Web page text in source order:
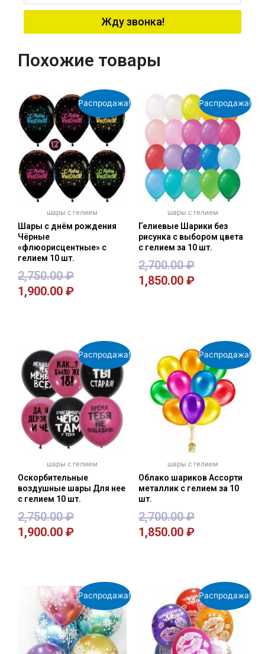
Жду звонка!
Похожие товары
Распродажа!
шары с гелием
Шары с днём рождения
Чёрные
«флюорисцентные» с
гелием 10 шт.
2,750.00₽
1,900.00 ₽
Распродажа!
шары с гелием
Гелиевые Шарики без
рисунка с выбором цвета
с гелием за 10 шт.
2,700.00₽
1,850.00 ₽
Распродажа!
шары с гелием
Оскорбительные
воздушные шары Для нее
с гелием 10 шт.
2,750.00₽
1,900.00 ₽
Распродажа!
шары с гелием
Облако шариков Ассорти
металлик с гелием за 10
шт.
2,700.00₽
1,850.00 ₽
Распродажа! Распродажа!